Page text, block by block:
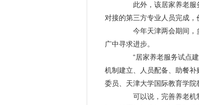
此外，该居家养老服
对接的第三方专业人员完成
今年天津两会期间，
广中寻求进步。
“居家养老服务试点
机制建立、人员配备、助餐
委员、天津大学国际教育学院
可以说，完善养老机制